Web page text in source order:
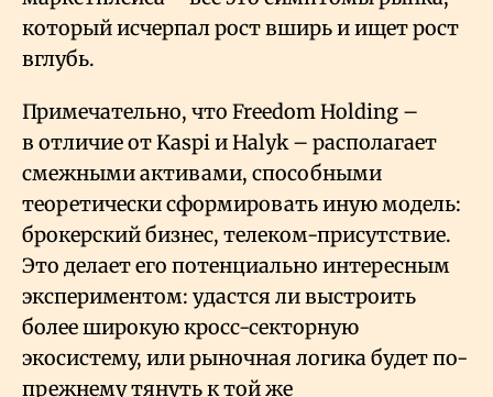
который исчерпал рост вширь и ищет рост
вглубь.
Примечательно, что Freedom Holding –
в отличие от Kaspi и Halyk – располагает
смежными активами, способными
теоретически сформировать иную модель:
брокерский бизнес, телеком-присутствие.
Это делает его потенциально интересным
экспериментом: удастся ли выстроить
более широкую кросс-секторную
экосистему, или рыночная логика будет по-
прежнему тянуть к той же